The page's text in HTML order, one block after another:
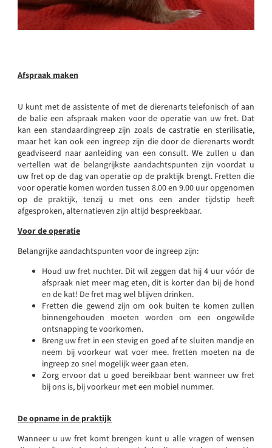
Afspraak maken
U kunt met de assistente of met de dierenarts telefonisch of aan
de balie een afspraak maken voor de operatie van uw fret. Dat
kan een standaardingreep zijn zoals de castratie en sterilisatie,
maar het kan ook een ingreep zijn die door de dierenarts wordt
geadviseerd naar aanleiding van een consult. We zullen u dan
vertellen wat de belangrijkste aandachtspunten zijn voordat u
uw fret op de dag van operatie op de praktijk brengt. Fretten die
voor operatie komen worden tussen 8.00 en 9.00 uur opgenomen
op de praktijk, tenzij u met ons een ander tijdstip heeft
afgesproken, alternatieven zijn altijd bespreekbaar.
Voor de operatie
Belangrijke aandachtspunten voor de ingreep zijn:
Houd uw fret nuchter. Dit wil zeggen dat hij 4 uur vóór de
afspraak niet meer mag eten, dit is korter dan bij de hond
en de kat! De fret mag wel blijven drinken.
Fretten die gewend zijn om ook buiten te komen zullen
binnengehouden moeten worden om een ongewilde
ontsnapping te voorkomen.
Breng uw fret in een stevig en goed af te sluiten mandje en
neem bij voorkeur wat voer mee. fretten moeten na de
ingreep zo snel mogelijk weer gaan eten.
Zorg ervoor dat u goed bereikbaar bent wanneer uw fret
bij ons is, bij voorkeur met een mobiel nummer.
De opname in de praktijk
Wanneer u uw fret komt brengen kunt u alle vragen of wensen